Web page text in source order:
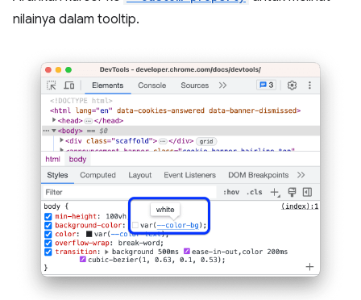
nilainya dalam tooltip.